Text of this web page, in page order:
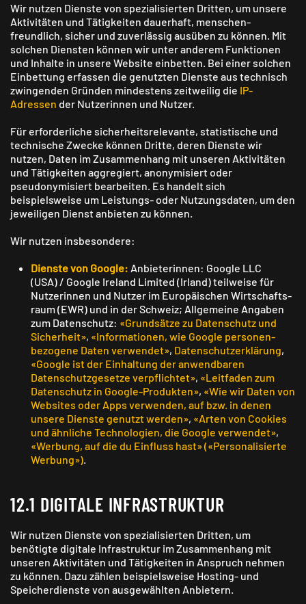
Wir nutzen Dienste von spezialisierten Dritten, um unsere
Aktivitäten und Tätigkeiten dauerhaft, menschen­
freundlich, sicher und zuverlässig ausüben zu können. Mit
solchen Diensten können wir unter anderem Funktionen
und Inhalte in unsere Website einbetten. Bei einer solchen
Einbettung erfassen die genutzten Dienste aus technisch
zwingenden Gründen mindestens zeitweilig die IP-
Adressen der Nutzerinnen und Nutzer.
Für erforderliche sicherheitsrelevante, statistische und
technische Zwecke können Dritte, deren Dienste wir
nutzen, Daten im Zusammenhang mit unseren Aktivitäten
und Tätigkeiten aggregiert, anonymisiert oder
pseudonymisiert bearbeiten. Es handelt sich
beispielsweise um Leistungs- oder Nutzungsdaten, um den
jeweiligen Dienst anbieten zu können.
Wir nutzen insbesondere:
Dienste von Google: Anbieterinnen: Google LLC
(USA) / Google Ireland Limited (Irland) teilweise für
Nutzerinnen und Nutzer im Europäischen Wirtschafts­
raum (EWR) und in der Schweiz; Allgemeine Angaben
zum Daten­schutz: «Grundsätze zu Daten­schutz und
Sicherheit», «Informationen, wie Google personen­
bezogene Daten verwendet», Datenschutzerklärung,
«Google ist der Einhaltung der anwendbaren
Datenschutz­gesetze verpflichtet», «Leit­faden zum
Daten­schutz in Google-Produkten», «Wie wir Daten von
Websites oder Apps verwenden, auf bzw. in denen
unsere Dienste genutzt werden», «Arten von Cookies
und ähnliche Technologien, die Google verwendet»,
«Werbung, auf die du Einfluss hast» («Personalisierte
Werbung»)
12.1 DIGITALE INFRASTRUKTUR
Wir nutzen Dienste von spezialisierten Dritten, um
benötigte digitale Infrastruktur im Zusammenhang mit
unseren Aktivitäten und Tätigkeiten in Anspruch nehmen
zu können. Dazu zählen beispielsweise Hosting- und
Speicherdienste von ausgewählten Anbietern.